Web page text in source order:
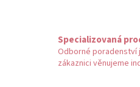
Specializovaná
Odborné poradenství
zákaznici věnujeme